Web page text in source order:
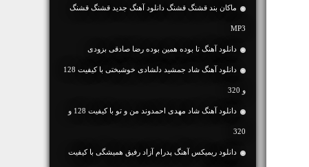
ماکان بند قشنگ قشنگ دانلود آهنگ جدید قشنگ قشنگ
MP3
دانلود آهنگ تا بوده همین بوده رضا صادقی بزودی
دانلود آهنگ شاد جمشید دلشادی خوشبختی با کیفیت 128
و 320
دانلود آهنگ شاد مهدی احمدوند من و تو با کیفیت 128 و
320
دانلود ریمیکس آهنگ پدرام آزاد رفیق همیشگی با کیفیت